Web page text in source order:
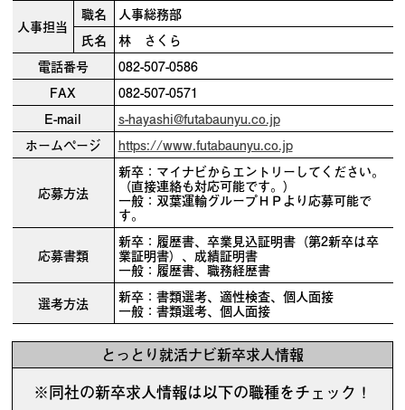
人事担当
職名
人事総務部
氏名
林 さくら
電話番号
082-507-0586
FAX
082-507-0571
E-mail
s-hayashi@futabaunyu.co.jp
ホームページ
https://www.futabaunyu.co.jp
応募方法
新卒：マイナビからエントリーしてください。
（直接連絡も対応可能です。）
一般：双葉運輸グループＨＰより応募可能で
す。
応募書類
新卒：履歴書、卒業見込証明書（第2新卒は卒
業証明書）、成績証明書
一般：履歴書、職務経歴書
選考方法
新卒：書類選考、適性検査、個人面接
一般：書類選考、個人面接
とっとり就活ナビ新卒求人情報
※同社の新卒求人情報は以下の職種をチェック！